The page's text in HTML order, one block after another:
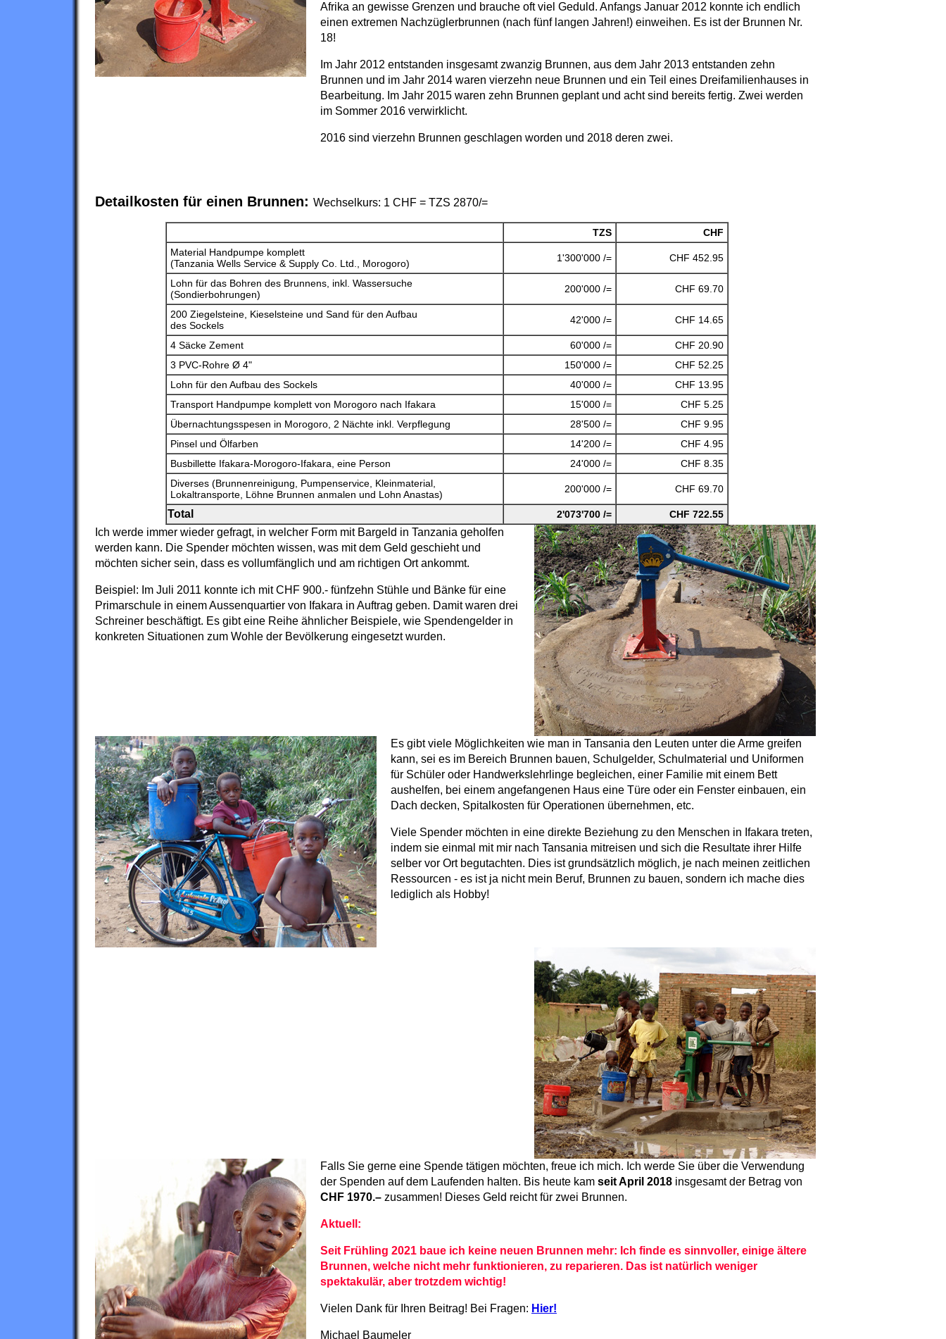
Afrika an gewisse Grenzen und brauche oft viel Geduld. Anfangs Januar 2012 konnte ich endlich
einen extremen Nachzüglerbrunnen (nach fünf langen Jahren!) einweihen. Es ist der Brunnen Nr.
18!
Im Jahr 2012 entstanden insgesamt zwanzig Brunnen, aus dem Jahr 2013 entstanden zehn
Brunnen und im Jahr 2014 waren vierzehn neue Brunnen und ein Teil eines Dreifamilienhauses in
Bearbeitung. Im Jahr 2015 waren zehn Brunnen geplant und acht sind bereits fertig. Zwei werden
im Sommer 2016 verwirklicht.
2016 sind vierzehn Brunnen geschlagen worden und 2018 deren zwei.
Detailkosten für einen Brunnen: Wechselkurs: 1 CHF = TZS 2870/=
TZS
CHF
Material Handpumpe komplett
(Tanzania Wells Service & Supply Co. Ltd., Morogoro)
1'300'000 /= CHF 452.95
Lohn für das Bohren des Brunnens, inkl. Wassersuche
(Sondierbohrungen)
200'000 /= CHF 69.70
200 Ziegelsteine, Kieselsteine und Sand für den Aufbau
des Sockels
42'000 /= CHF 14.65
4 Säcke Zement 60'000 /=
CHF 20.90
3 PVC-Rohre Ø 4"
150'000 /=
CHF 52.25
Lohn für den Aufbau des Sockels
40'000 /=
CHF 13.95
Transport Handpumpe komplett von Morogoro nach Ifakara
15'000 /=
CHF 5.25
Übernachtungsspesen in Morogoro, 2 Nächte inkl. Verpflegung
28'500 /=
CHF 9.95
Pinsel und Ölfarben
14'200 /=
CHF 4.95
Busbillette Ifakara-Morogoro-Ifakara, eine Person
24'000 /=
CHF 8.35
Diverses (Brunnenreinigung, Pumpenservice, Kleinmaterial,
Lokaltransporte, Löhne Brunnen anmalen und Lohn Anastas)
200'000 /= CHF 69.70
Total 2'073'700 /= CHF 722.55
Ich werde immer wieder gefragt, in welcher Form mit Bargeld in Tanzania geholfen
werden kann. Die Spender möchten wissen, was mit dem Geld geschieht und
möchten sicher sein, dass es vollumfänglich und am richtigen Ort ankommt.
Beispiel: Im Juli 2011 konnte ich mit CHF 900.- fünfzehn Stühle und Bänke für eine
Primarschule in einem Aussenquartier von Ifakara in Auftrag geben. Damit waren drei
Schreiner beschäftigt. Es gibt eine Reihe ähnlicher Beispiele, wie Spendengelder in
konkreten Situationen zum Wohle der Bevölkerung eingesetzt wurden.
Es gibt viele Möglichkeiten wie man in Tansania den Leuten unter die Arme greifen
kann, sei es im Bereich Brunnen bauen, Schulgelder, Schulmaterial und Uniformen
für Schüler oder Handwerkslehrlinge begleichen, einer Familie mit einem Bett
aushelfen, bei einem angefangenen Haus eine Türe oder ein Fenster einbauen, ein
Dach decken, Spitalkosten für Operationen übernehmen, etc.
Viele Spender möchten in eine direkte Beziehung zu den Menschen in Ifakara treten,
indem sie einmal mit mir nach Tansania mitreisen und sich die Resultate ihrer Hilfe
selber vor Ort begutachten. Dies ist grundsätzlich möglich, je nach meinen zeitlichen
Ressourcen - es ist ja nicht mein Beruf, Brunnen zu bauen, sondern ich mache dies
lediglich als Hobby!
Falls Sie gerne eine Spende tätigen möchten, freue ich mich. Ich werde Sie über die Verwendung
der Spenden auf dem Laufenden halten. Bis heute kam seit April 2018 insgesamt der Betrag von
CHF 1970.– zusammen! Dieses Geld reicht für zwei Brunnen.
Aktuell:
Seit Frühling 2021 baue ich keine neuen Brunnen mehr: Ich finde es sinnvoller, einige ältere
Brunnen, welche nicht mehr funktionieren, zu reparieren. Das ist natürlich weniger
spektakulär, aber trotzdem wichtig!
Vielen Dank für Ihren Beitrag! Bei Fragen: Hier!
Michael Baumeler